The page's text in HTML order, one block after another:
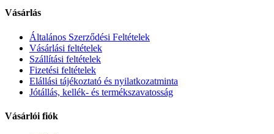
Vásárlás
Általános Szerződési Feltételek
Vásárlási feltételek
Szállítási feltételek
Fizetési feltételek
Elállási tájékoztató és nyilatkozatminta
Jótállás, kellék- és termékszavatosság
Vásárlói fiók